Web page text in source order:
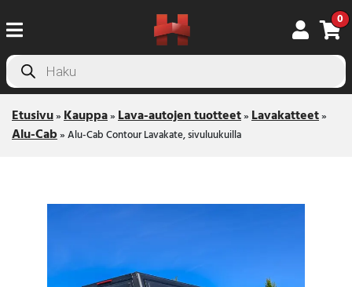
0
Products
search
Etusivu»Kauppa»Lava-autojen tuotteet»Lavakatteet»
Alu-Cab»Alu-Cab Contour Lavakate, sivuluukuilla